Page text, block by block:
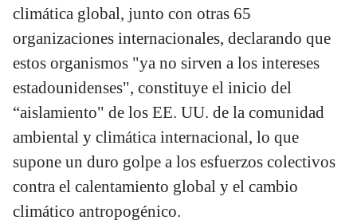
climática global, junto con otras 65
organizaciones internacionales, declarando que
estos organismos "ya no sirven a los intereses
estadounidenses", constituye el inicio del
“aislamiento" de los EE. UU. de la comunidad
ambiental y climática internacional, lo que
supone un duro golpe a los esfuerzos colectivos
contra el calentamiento global y el cambio
climático antropogénico.